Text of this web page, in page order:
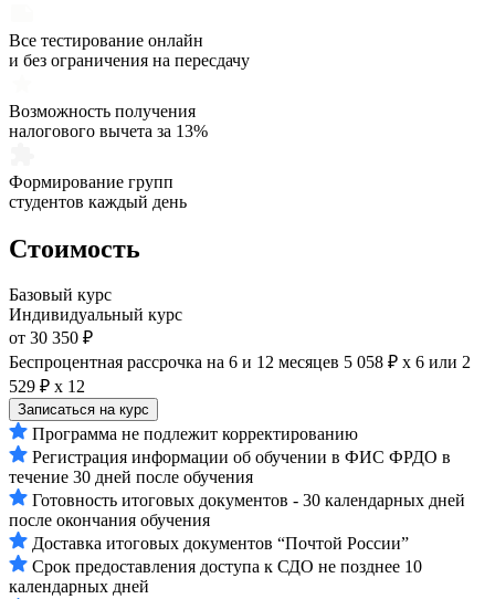
Все тестирование онлайн
и без ограничения на пересдачу
Возможность получения
налогового вычета за 13%
Формирование групп
студентов каждый день
Стоимость
Базовый курс
Индивидуальный курс
от 30 350 ₽
Беспроцентная рассрочка на 6 и 12 месяцев 5 058 ₽ х 6 или 2
529 ₽ х 12
Записаться на курс
Программа не подлежит корректированию
Регистрация информации об обучении в ФИС ФРДО в
течение 30 дней после обучения
Готовность итоговых документов - 30 календарных дней
после окончания обучения
Доставка итоговых документов “Почтой России”
Срок предоставления доступа к СДО не позднее 10
календарных дней